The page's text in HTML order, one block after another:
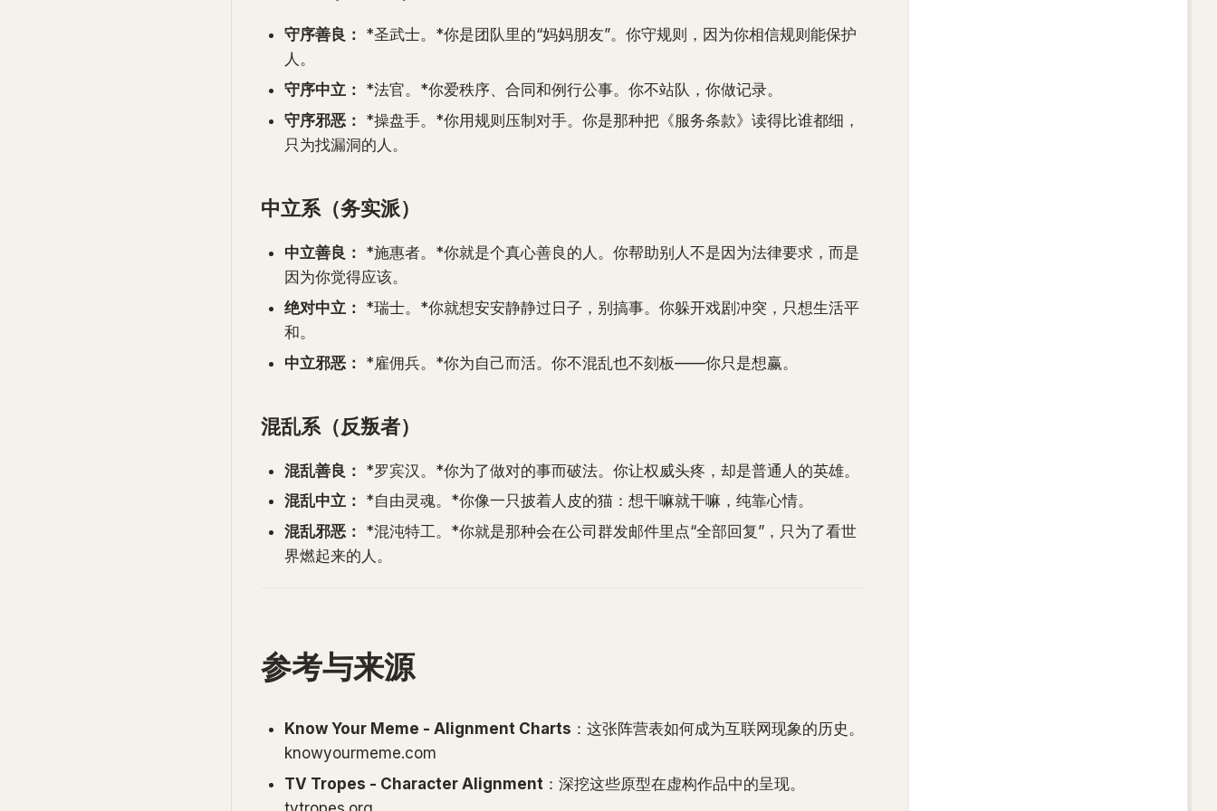
守序善良： *圣武士。*你是团队里的“妈妈朋友”。你守规则，因为你相信规则能保护
人。
守序中立： *法官。*你爱秩序、合同和例行公事。你不站队，你做记录。
守序邪恶： *操盘手。*你用规则压制对手。你是那种把《服务条款》读得比谁都细，
只为找漏洞的人。
中立系（务实派）
中立善良： *施惠者。*你就是个真心善良的人。你帮助别人不是因为法律要求，而是
因为你觉得应该。
绝对中立： *瑞士。*你就想安安静静过日子，别搞事。你躲开戏剧冲突，只想生活平
和。
中立邪恶： *雇佣兵。*你为自己而活。你不混乱也不刻板——你只是想赢。
混乱系（反叛者）
混乱善良： *罗宾汉。*你为了做对的事而破法。你让权威头疼，却是普通人的英雄。
混乱中立： *自由灵魂。*你像一只披着人皮的猫：想干嘛就干嘛，纯靠心情。
混乱邪恶： *混沌特工。*你就是那种会在公司群发邮件里点“全部回复”，只为了看世
界燃起来的人。
参考与来源
Know Your Meme - Alignment Charts ：这张阵营表如何成为互联网现象的历史。
knowyourmeme.com
TV Tropes - Character Alignment：深挖这些原型在虚构作品中的呈现。